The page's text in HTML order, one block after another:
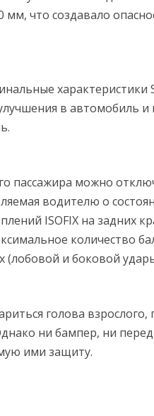
что создавало
в автомобиль
пассажира можно
водителю о
ISOFIX на задних
количество
(лобовой и боковой
голова
ни бампер, ни
ими защиту.